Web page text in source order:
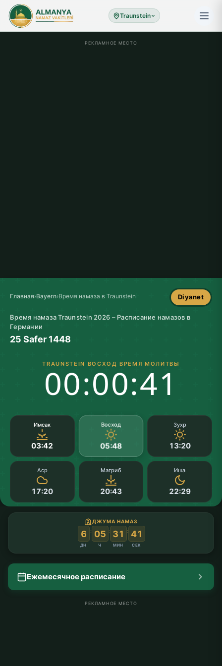
Traunstein
РЕКЛАМНОЕ МЕСТО
Главная›Bayern›Время намаза в Traunstein Diyanet
Время намаза Traunstein 2026 – Расписание намазов в
Германии
25 Safer 1448
TRAUNSTEIN ВОСХОД ВРЕМЯ МОЛИТВЫ
00:00:40
Имсак
03:42
Восход
05:48
Зухр
13:20
Аср
17:20
Магриб
20:43
Иша
22:29
ДЖУМА НАМАЗ
6
ДН
: 05
Ч
: 31
МИН
: 40
СЕК
Ежемесячное расписание
РЕКЛАМНОЕ МЕСТО